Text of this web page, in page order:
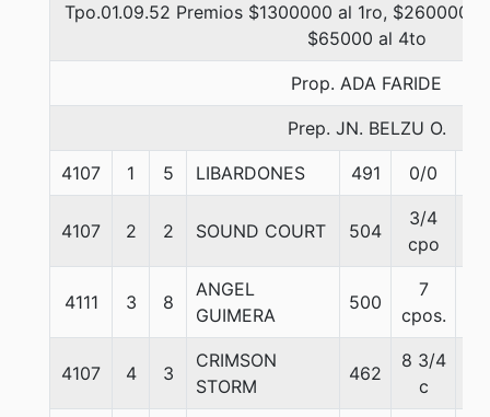
Tpo.01.09.52 Premios $1300000 al 1ro, $260000
$65000 al 4to
Prop. ADA FARIDE
Prep. JN. BELZU O.
4107 1 5 LIBARDONES 491 0/0
4107 2 2 SOUND COURT 504
3/4
cpo
4111 3 8
ANGEL
GUIMERA
500
7
cpos.
4107 4 3
CRIMSON
STORM
462
8 3/4
c